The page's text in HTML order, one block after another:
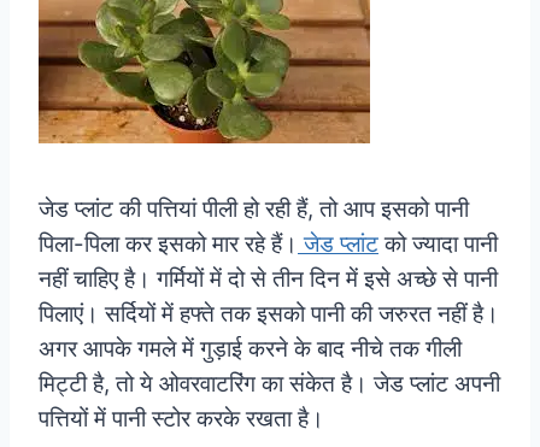
जेड प्लांट की पत्तियां पीली हो रही हैं, तो आप इसको पानी
पिला-पिला कर इसको मार रहे हैं। जेड प्लांटको ज्यादा पानी
नहीं चाहिए है। गर्मियों में दो से तीन दिन में इसे अच्छे से पानी
पिलाएं। सर्दियों में हफ्ते तक इसको पानी की जरुरत नहीं है।
अगर आपके गमले में गुड़ाई करने के बाद नीचे तक गीली
मिट्टी है, तो ये ओवरवाटरिंग का संकेत है। जेड प्लांट अपनी
पत्तियों में पानी स्टोर करके रखता है।